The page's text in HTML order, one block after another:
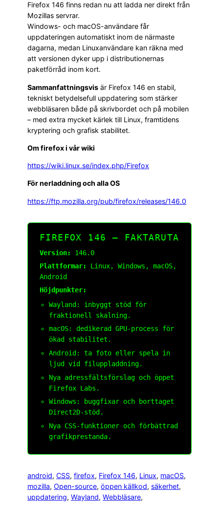
Firefox 146 finns redan nu att ladda ner direkt från
Mozillas servrar.
Windows- och macOS-användare får
uppdateringen automatiskt inom de närmaste
dagarna, medan Linuxanvändare kan räkna med
att versionen dyker upp i distributionernas
paketförråd inom kort.
Sammanfattningsvis är Firefox 146 en stabil,
tekniskt betydelsefull uppdatering som stärker
webbläsaren både på skrivbordet och på mobilen
– med extra mycket kärlek till Linux, framtidens
kryptering och grafisk stabilitet.
Om firefox i vår wiki
https://wiki.linux.se/index.php/Firefox
För nerladdning och alla OS
https://ftp.mozilla.org/pub/firefox/releases/146.0
FIREFOX 146 – FAKTARUTA
Version:
146.0
Plattformar:
Linux, Windows, macOS,
Android
Höjdpunkter:
Wayland: inbyggt stöd för
fraktionell skalning.
macOS: dedikerad GPU-process för
ökad stabilitet.
Android: ta foto eller spela in
ljud vid filuppladdning.
Nya adressfältsförslag och öppet
Firefox Labs.
Windows: buggfixar och borttaget
Direct2D-stöd.
Nya CSS-funktioner och förbättrad
grafikprestanda.
android, CSS, firefox, Firefox 146, Linux, macOS
mozilla, Open-source, öppen källkod, säkerhet
uppdatering, Wayland, Webbläsare